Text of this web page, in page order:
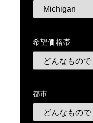
希望価格帯
都市